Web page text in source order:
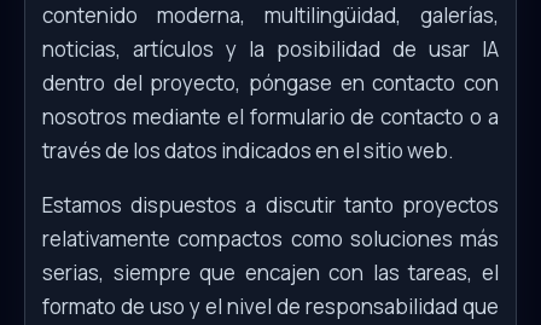
contenido moderna, multilingüidad, galerías,
noticias, artículos y la posibilidad de usar IA
dentro del proyecto, póngase en contacto con
nosotros mediante el formulario de contacto o a
través de los datos indicados en el sitio web.
Estamos dispuestos a discutir tanto proyectos
relativamente compactos como soluciones más
serias, siempre que encajen con las tareas, el
formato de uso y el nivel de responsabilidad que